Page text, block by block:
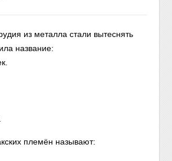
из металла стали вытеснять
название:
племён называют: